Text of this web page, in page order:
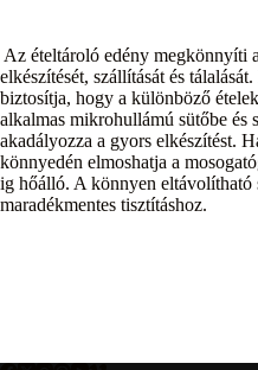
Az ételtároló edény megkönnyíti
elkészítését, szállítását és
biztosítja, hogy a különböző
alkalmas mikrohullámú sütőbe és
akadályozza a gyors elkészítést.
könnyedén elmoshatja a
ig hőálló. A könnyen eltávolítható
maradékmentes tisztításhoz.